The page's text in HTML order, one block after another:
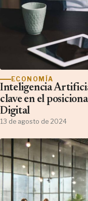
ECONOMÍA
Inteligencia
clave en el
Digital
13 de agosto de 2024